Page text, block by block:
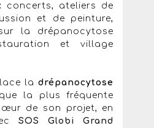
concerts, ateliers de
et de peinture,
la drépanocytose
et village
ladrépanocytose
la plus fréquente
de son projet, en
SOS Globi Grand